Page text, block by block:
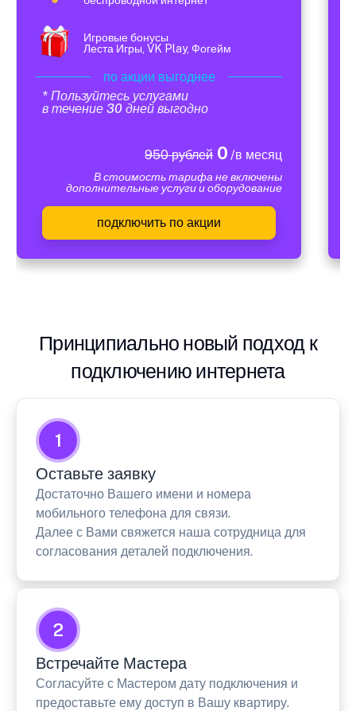
Игровые бонусы
Леста Игры, VK Play, Фогейм
по акции выгоднее
* Пользуйтесь услугами
в течение 30 дней выгодно
950 рублей0 /в месяц
В стоимость тарифа не включены
дополнительные услуги и оборудование
подключить по акции
Принципиально новый подход к
подключению интернета
1
Оставьте заявку
Достаточно Вашего имени и номера
мобильного телефона для связи.
Далее с Вами свяжется наша сотрудница для
согласования деталей подключения.
2
Встречайте Мастера
Согласуйте с Мастером дату подключения и
предоставьте ему доступ в Вашу квартиру.